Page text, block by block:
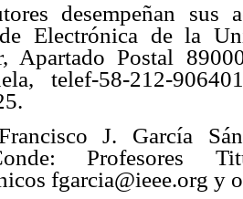
desempeñan sus
Electrónica de la
Apartado Postal
telef-58-212-
J. García
Profesores
fgarcia@ieee.org y